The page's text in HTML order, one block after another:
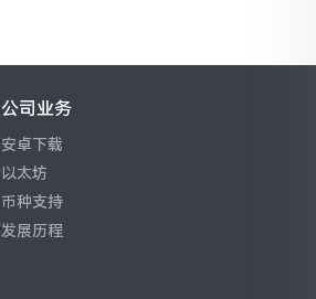
公司业务
安卓下载
以太坊
币种支持
发展历程